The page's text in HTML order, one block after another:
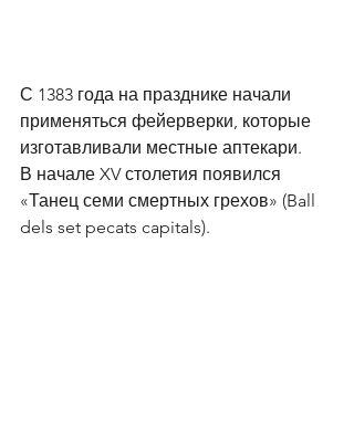
С 1383 года на празднике начали
применяться фейерверки, которые
изготавливали местные аптекари.
В начале XV столетия появился
«Танец семи смертных грехов» (Ball
dels set pecats capitals).